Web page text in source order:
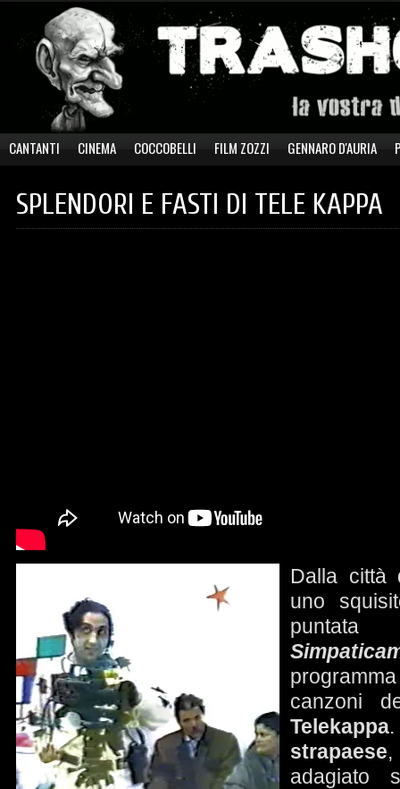
CANTANTI CINEMA COCCOBELLI FILM ZOZZI GENNARO D'AURIA
SPLENDORI E FASTI DI TELE KAPPA
Dalla
uno
canzoni
Telekappa
strapaese
adagiato